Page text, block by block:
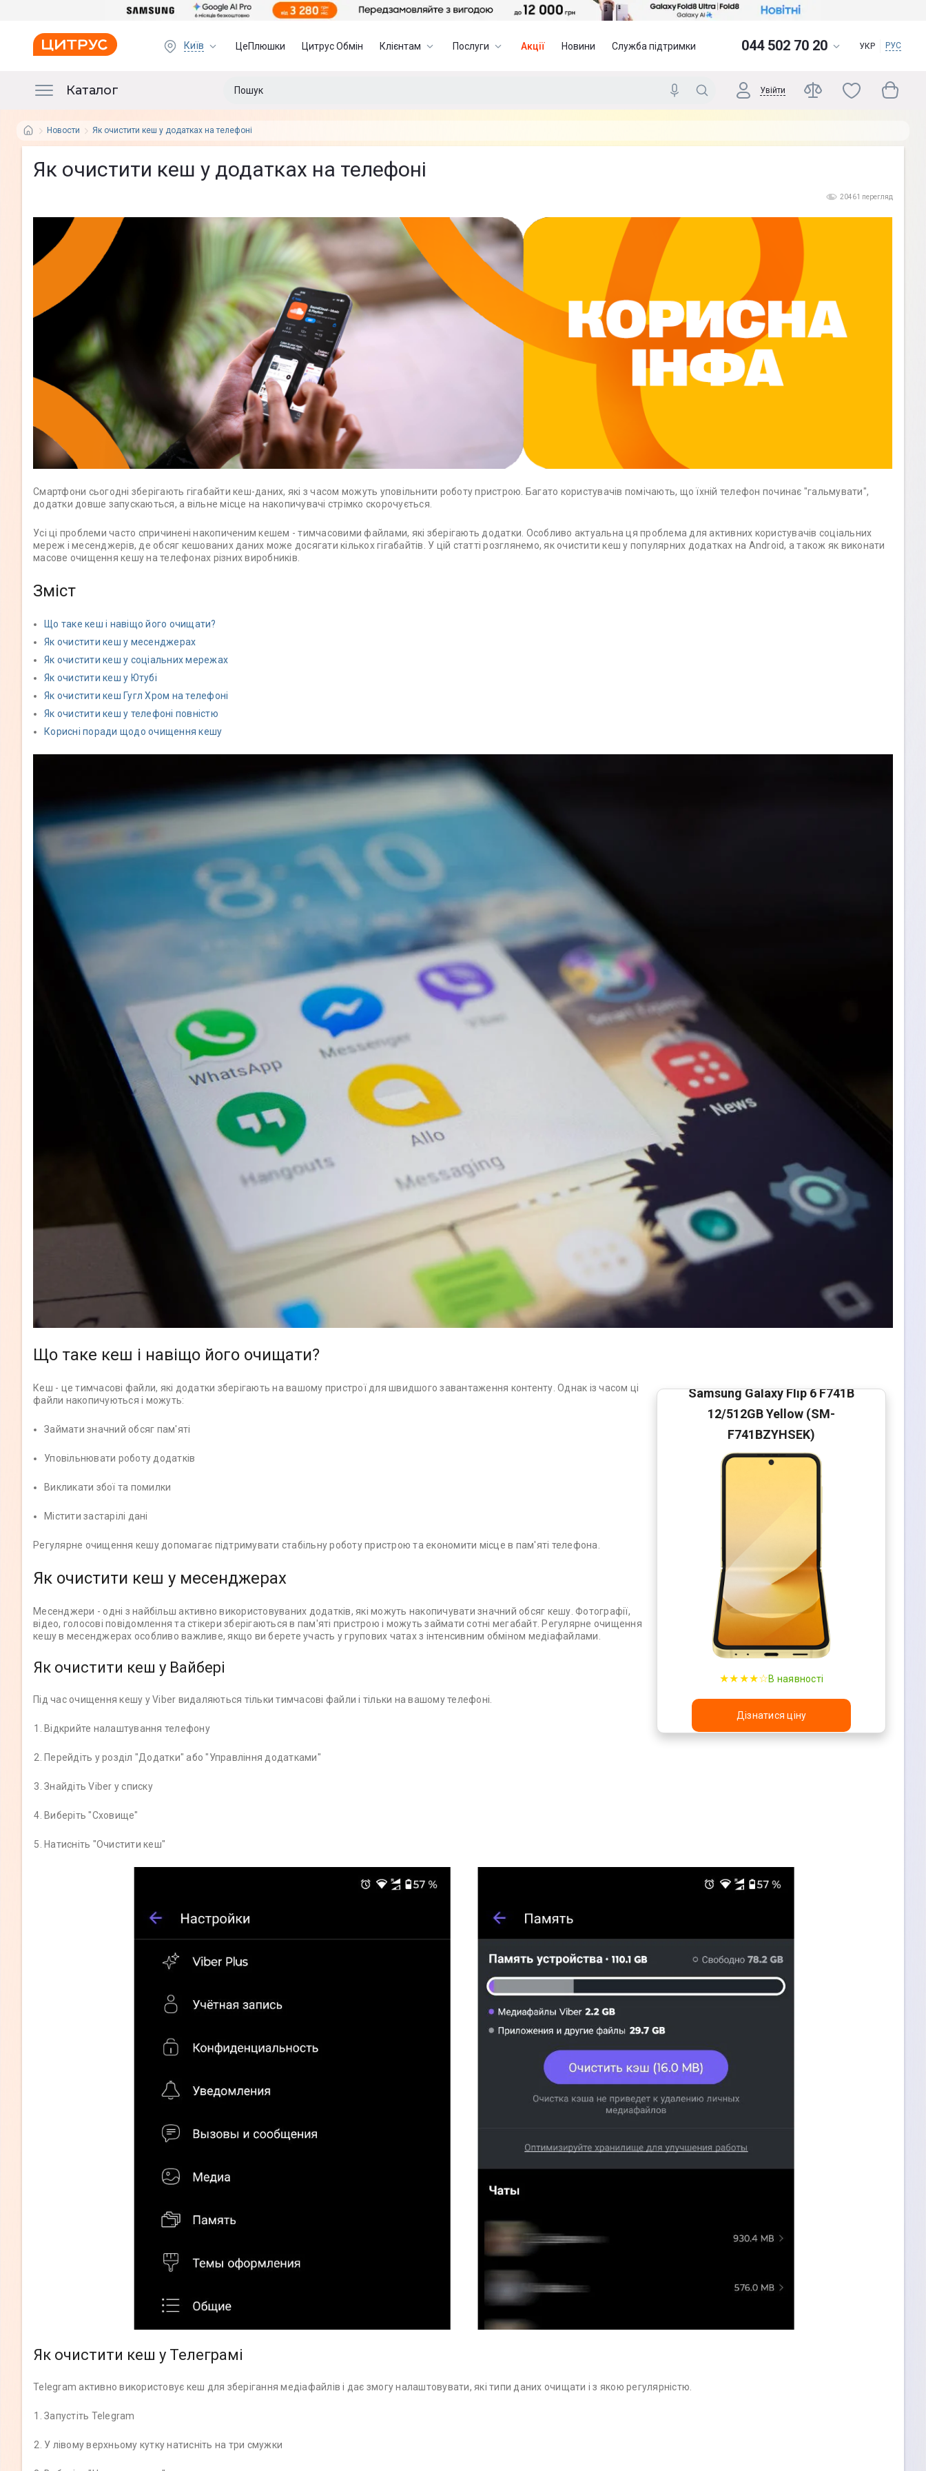
Київ ЦеПлюшки Цитрус Обмін Клієнтам Послуги Акції Новини Служба підтримки 044 502 70 20 УКР РУС
Каталог Увійти
Новости Як очистити кеш у додатках на телефоні
Як очистити кеш у додатках на телефоні
20461 перегляд
Смартфони сьогодні зберігають гігабайти кеш-даних, які з часом можуть уповільнити роботу пристрою. Багато користувачів помічають, що їхній телефон починає "гальмувати",
додатки довше запускаються, а вільне місце на накопичувачі стрімко скорочується.
Усі ці проблеми часто спричинені накопиченим кешем - тимчасовими файлами, які зберігають додатки. Особливо актуальна ця проблема для активних користувачів соціальних
мереж і месенджерів, де обсяг кешованих даних може досягати кількох гігабайтів. У цій статті розглянемо, як очистити кеш у популярних додатках на Android, а також як виконати
масове очищення кешу на телефонах різних виробників.
Зміст
Що таке кеш і навіщо його очищати?
Як очистити кеш у месенджерах
Як очистити кеш у соціальних мережах
Як очистити кеш у Ютубі
Як очистити кеш Гугл Хром на телефоні
Як очистити кеш у телефоні повністю
Корисні поради щодо очищення кешу
Що таке кеш і навіщо його очищати?
Samsung Galaxy Flip 6 F741B
12/512GB Yellow (SM-
F741BZYHSEK)
★★★★☆В наявності
Дізнатися ціну
Кеш - це тимчасові файли, які додатки зберігають на вашому пристрої для швидшого завантаження контенту. Однак із часом ці
файли накопичуються і можуть:
Займати значний обсяг пам'яті
Уповільнювати роботу додатків
Викликати збої та помилки
Містити застарілі дані
Регулярне очищення кешу допомагає підтримувати стабільну роботу пристрою та економити місце в пам'яті телефона.
Як очистити кеш у месенджерах
Месенджери - одні з найбільш активно використовуваних додатків, які можуть накопичувати значний обсяг кешу. Фотографії,
відео, голосові повідомлення та стікери зберігаються в пам'яті пристрою і можуть займати сотні мегабайт. Регулярне очищення
кешу в месенджерах особливо важливе, якщо ви берете участь у групових чатах з інтенсивним обміном медіафайлами.
Як очистити кеш у Вайбері
Під час очищення кешу у Viber видаляються тільки тимчасові файли і тільки на вашому телефоні.
Відкрийте налаштування телефону
Перейдіть у розділ "Додатки" або "Управління додатками"
Знайдіть Viber у списку
Виберіть "Сховище"
Натисніть "Очистити кеш"
Як очистити кеш у Телеграмі
Telegram активно використовує кеш для зберігання медіафайлів і дає змогу налаштовувати, які типи даних очищати і з якою регулярністю.
Запустіть Telegram
У лівому верхньому кутку натисніть на три смужки